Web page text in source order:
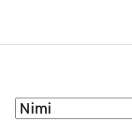
Sorteeri